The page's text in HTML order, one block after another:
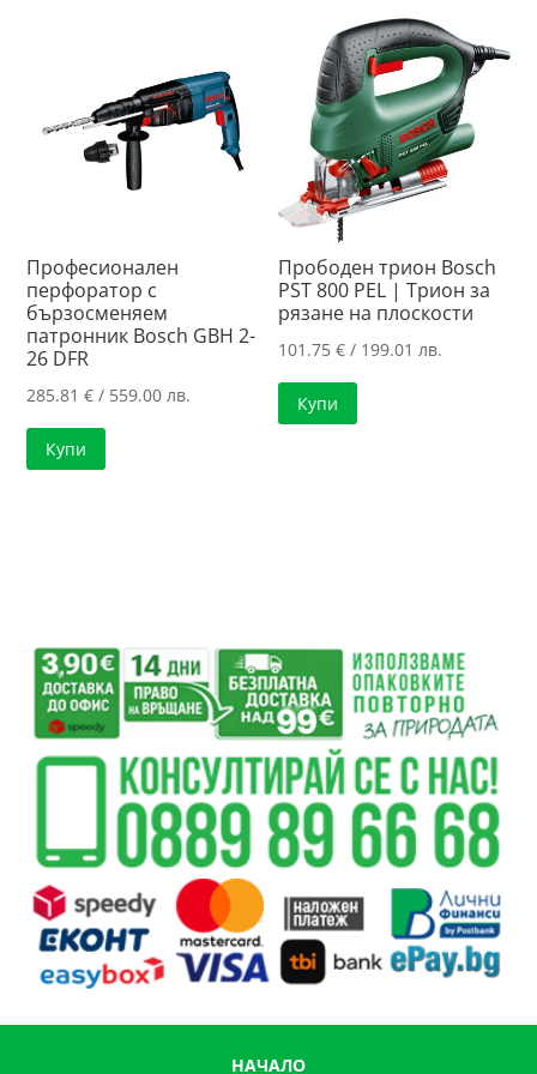
121.81 лв..
Професионален
перфоратор с
бързосменяем
патронник Bosch GBH 2-
26 DFR
285.81€ / 559.00 лв.
Купи
Прободен трион Bosch
PST 800 PEL | Трион за
рязане на плоскости
101.75€ / 199.01 лв.
Купи
НАЧАЛО